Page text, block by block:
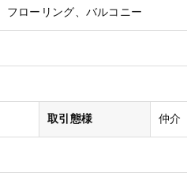
フローリング バルコニー
取引態様 仲介